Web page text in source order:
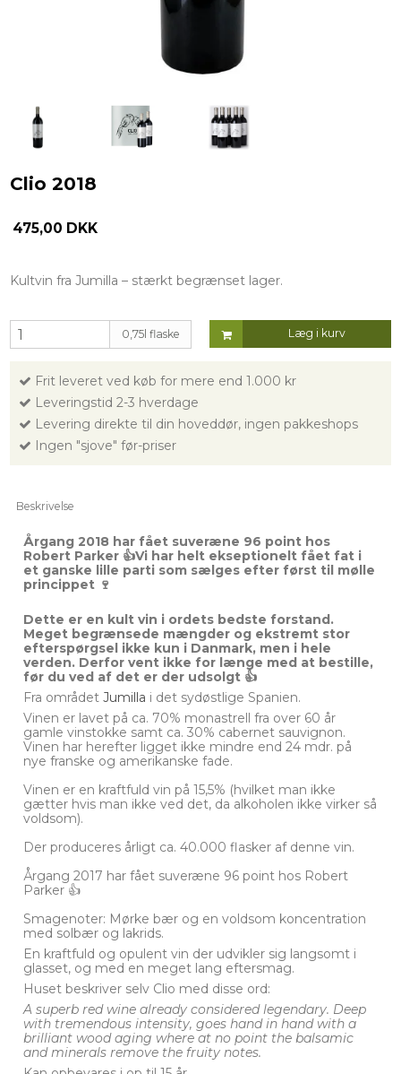
Clio 2018
475,00 DKK
Kultvin fra Jumilla – stærkt begrænset lager.
0,75l flaske Læg i kurv
Frit leveret ved køb for mere end 1.000 kr
Leveringstid 2-3 hverdage
Levering direkte til din hoveddør, ingen pakkeshops
Ingen "sjove" før-priser
Beskrivelse
Årgang 2018 har fået suveræne 96 point hos
Robert Parker 👍Vi har helt ekseptionelt fået fat i
et ganske lille parti som sælges efter først til mølle
princippet 🍷
Dette er en kult vin i ordets bedste forstand.
Meget begrænsede mængder og ekstremt stor
efterspørgsel ikke kun i Danmark, men i hele
verden. Derfor vent ikke for længe med at bestille,
før du ved af det er der udsolgt 👍
Fra området Jumilla i det sydøstlige Spanien.
Vinen er lavet på ca. 70% monastrell fra over 60 år
gamle vinstokke samt ca. 30% cabernet sauvignon.
Vinen har herefter ligget ikke mindre end 24 mdr. på
nye franske og amerikanske fade.
Vinen er en kraftfuld vin på 15,5% (hvilket man ikke
gætter hvis man ikke ved det, da alkoholen ikke virker så
voldsom).
Der produceres årligt ca. 40.000 flasker af denne vin.
Årgang 2017 har fået suveræne 96 point hos Robert
Parker 👍
Smagenoter: Mørke bær og en voldsom koncentration
med solbær og lakrids.
En kraftfuld og opulent vin der udvikler sig langsomt i
glasset, og med en meget lang eftersmag.
Huset beskriver selv Clio med disse ord:
A superb red wine already considered legendary. Deep
with tremendous intensity, goes hand in hand with a
brilliant wood aging where at no point the balsamic
and minerals remove the fruity notes.